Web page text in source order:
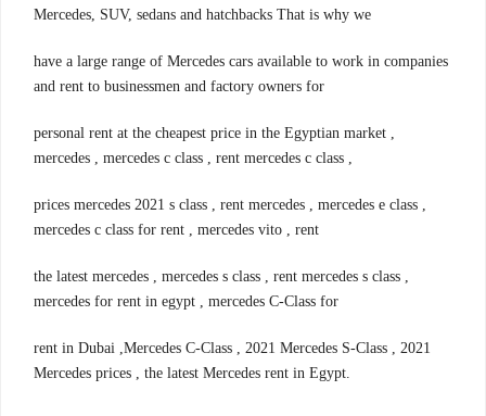
Mercedes, SUV, sedans and hatchbacks That is why we
have a large range of Mercedes cars available to work in companies
and rent to businessmen and factory owners for
personal rent at the cheapest price in the Egyptian market ,
mercedes , mercedes c class , rent mercedes c class ,
prices mercedes 2021 s class , rent mercedes , mercedes e class ,
mercedes c class for rent , mercedes vito , rent
the latest mercedes , mercedes s class , rent mercedes s class ,
mercedes for rent in egypt , mercedes C-Class for
rent in Dubai ,Mercedes C-Class , 2021 Mercedes S-Class , 2021
Mercedes prices , the latest Mercedes rent in Egypt.